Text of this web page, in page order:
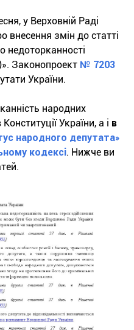
у Верховній Раді
внесення змін до статті
недоторканності
Законопроект № 7203
України.
народних
України, а і в
народного депутата»
кодексі. Нижче ви